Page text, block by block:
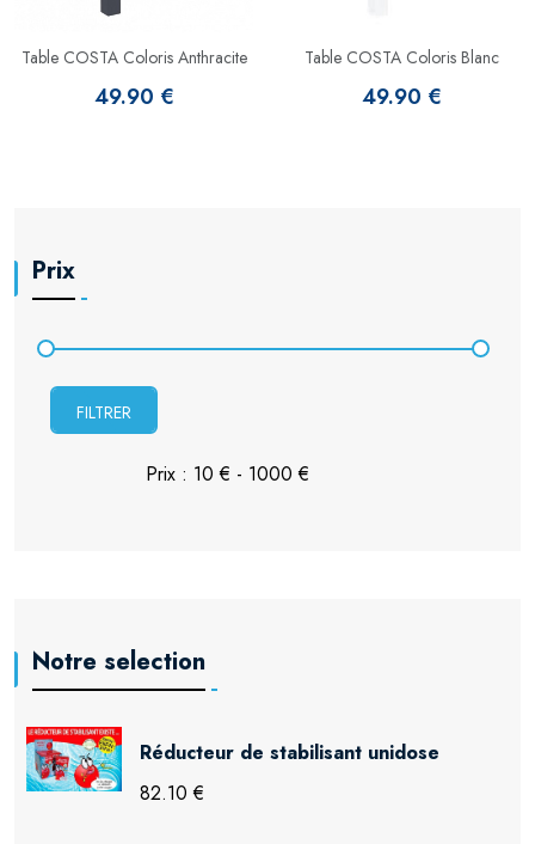
Table COSTA Coloris Anthracite
49.90 €
Table COSTA Coloris Blanc
49.90 €
Prix
FILTRER
Notre selection
Réducteur de stabilisant unidose
82.10 €